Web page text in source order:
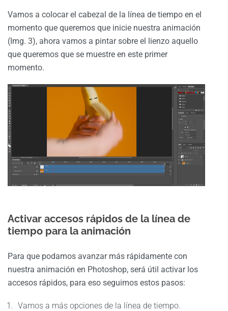
Vamos a colocar el cabezal de la línea de tiempo en el
momento que queremos que inicie nuestra animación
(Img. 3), ahora vamos a pintar sobre el lienzo aquello
que queremos que se muestre en este primer
momento.
Activar accesos rápidos de la línea de
tiempo para la animación
Para que podamos avanzar más rápidamente con
nuestra animación en Photoshop, será útil activar los
accesos rápidos, para eso seguimos estos pasos:
Vamos a más opciones de la línea de tiempo.